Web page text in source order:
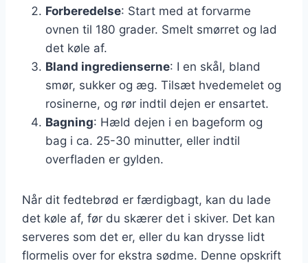
Forberedelse: Start med at forvarme
ovnen til 180 grader. Smelt smørret og lad
det køle af.
Bland ingredienserne: I en skål, bland
smør, sukker og æg. Tilsæt hvedemelet og
rosinerne, og rør indtil dejen er ensartet.
Bagning: Hæld dejen i en bageform og
bag i ca. 25-30 minutter, eller indtil
overfladen er gylden.
Når dit fedtebrød er færdigbagt, kan du lade
det køle af, før du skærer det i skiver. Det kan
serveres som det er, eller du kan drysse lidt
flormelis over for ekstra sødme. Denne opskrift